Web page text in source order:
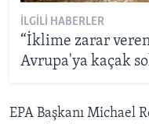
İLGILI HABERLER
“İklime zarar
Avrupa'ya kaçak
EPA Başkanı Michael